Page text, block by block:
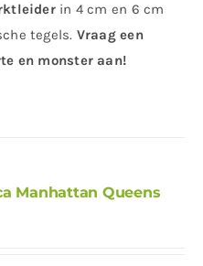
in 4 cm en 6 cm
tegels. Vraag een
en monster aan!
Manhattan Queens